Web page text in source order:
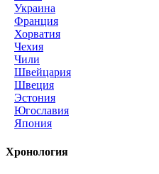
Украина
Франция
Хорватия
Чехия
Чили
Швейцария
Швеция
Эстония
Югославия
Япония
Хронология